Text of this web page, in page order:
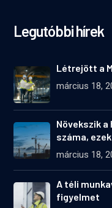
Legutóbbi hírek
Létrejött a
március 18,
Növekszik
száma,
március 18,
A téli
figyelmet